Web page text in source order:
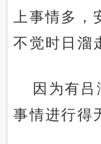
上事情多
不觉时日溜
因为有吕
事情进行得